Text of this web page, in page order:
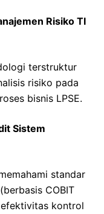
Risiko TI
terstruktur
risiko pada
bisnis LPSE.
Sistem
standar
COBIT
efektivitas kontrol